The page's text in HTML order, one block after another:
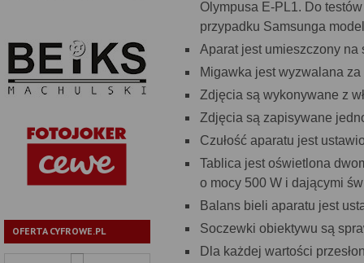
OFERTA CYFROWE.PL
Olympusa E-PL1. Do
przypadku Samsunga
Aparat jest umieszczony na
Migawka jest wyzwalana
Zdjęcia są wykonywane z
Zdjęcia są zapisywane
Czułość aparatu jest
Tablica jest oświetlona
o mocy 500 W i dającymi
Balans bieli aparatu jest
Soczewki obiektywu są
Dla każdej wartości